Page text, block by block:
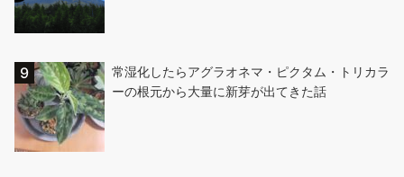
常湿化したらアグラオネマ・ピクタム・トリカラ
ーの根元から大量に新芽が出てきた話